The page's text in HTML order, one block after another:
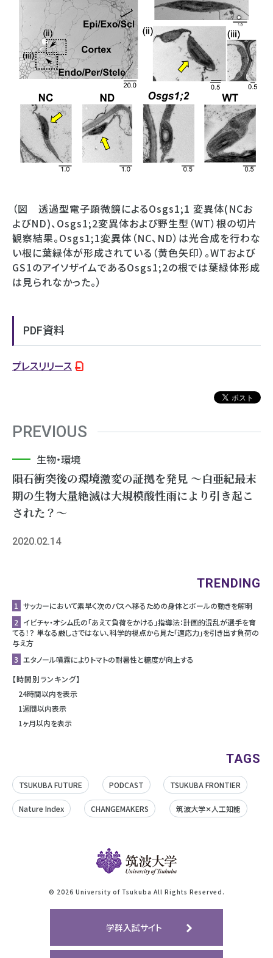
（図 透過型電子顕微鏡によるOsgs1;1 変異体(NCお
よびND)、Osgs1;2変異体および野生型（WT）根の切片
観察結果。Osgs1;1変異体（NC、ND）は光合成を行わな
い根に葉緑体が形成されている（黄色矢印）。WTおよび
GS1のアイソザイムであるOsgs1;2の根では葉緑体形成
は見られなかった。）
PDF資料
プレスリリース
PREVIOUS
生物・環境
隕石衝突後の環境激変の証拠を発見 〜白亜紀最末
期の生物大量絶滅は大規模酸性雨により引き起こ
された？〜
2020.02.14
TRENDING
1 サッカーにおいて素早く次のパスへ移るための身体とボールの動きを解明
2 イビチャ・オシム氏の「あえて負荷をかける」指導法：計画的混乱が選手を育
てる！？ 単なる厳しさではない、科学的視点から見た「適応力」を引き出す負荷の
与え方
3 エタノール噴霧によりトマトの耐暑性と糖度が向上する
【時間別ランキング】
24時間以内を表示
1週間以内表示
1ヶ月以内を表示
TAGS
TSUKUBA FUTURE PODCAST TSUKUBA FRONTIER
Nature Index CHANGEMAKERS 筑波大学✕人工知能
© 2026 University of Tsukuba All Rights Reserved.
学群入試サイト